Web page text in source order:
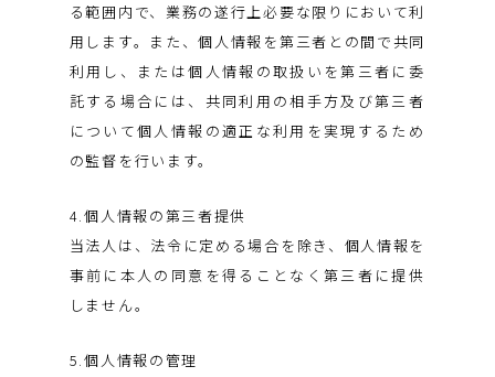
る範囲内で、業務の遂行上必要な限りにおいて利
用します。また、個人情報を第三者との間で共同
利用し、または個人情報の取扱いを第三者に委
託する場合には、共同利用の相手方及び第三者
について個人情報の適正な利用を実現するため
の監督を行います。
4.個人情報の第三者提供
当法人は、法令に定める場合を除き、個人情報を
事前に本人の同意を得ることなく第三者に提供
しません。
5.個人情報の管理